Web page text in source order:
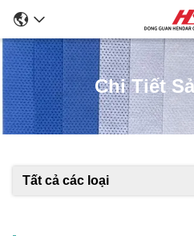
Chi Tiết
Tất cả các loại